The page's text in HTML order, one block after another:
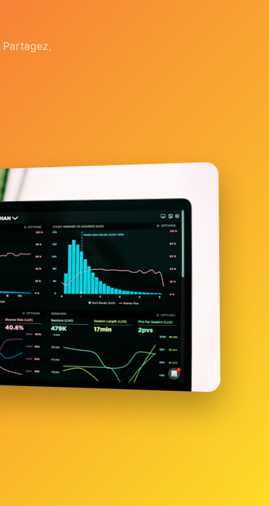
Partagez,